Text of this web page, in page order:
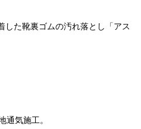
した靴裏ゴムの汚れ落とし「アス
通気施工。